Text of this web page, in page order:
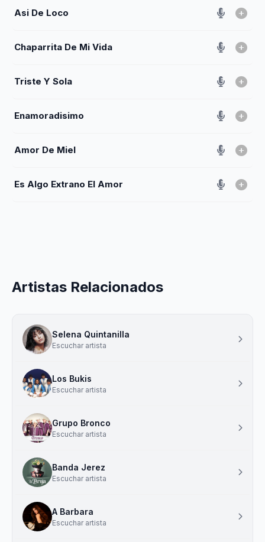
Asi De Loco
Chaparrita De Mi Vida
Triste Y Sola
Enamoradisimo
Amor De Miel
Es Algo Extrano El Amor
Artistas Relacionados
Selena Quintanilla
Escuchar artista
Los Bukis
Escuchar artista
Grupo Bronco
Escuchar artista
Banda Jerez
Escuchar artista
A Barbara
Escuchar artista